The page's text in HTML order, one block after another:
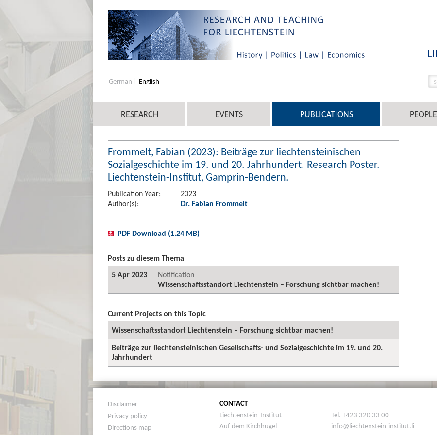
German English
RESEARCH EVENTS PUBLICATIONS PEOPLE
Frommelt, Fabian (2023): Beiträge zur liechtensteinischen
Sozialgeschichte im 19. und 20. Jahrhundert. Research Poster.
Liechtenstein-Institut, Gamprin-Bendern.
Publication Year:
2023
Author(s):
Dr. Fabian Frommelt
PDF Download (1.24 MB)
Posts zu diesem Thema
5 Apr 2023
Notification
Wissenschaftsstandort Liechtenstein – Forschung sichtbar machen!
Current Projects on this Topic
Wissenschaftsstandort Liechtenstein – Forschung sichtbar machen!
Beiträge zur liechtensteinischen Gesellschafts- und Sozialgeschichte im 19. und 20.
Jahrhundert
Disclaimer
Privacy policy
Directions map
CONTACT
Liechtenstein-Institut
Auf dem Kirchhügel
Tel. +423 320 33 00
info@liechtenstein-institut.li